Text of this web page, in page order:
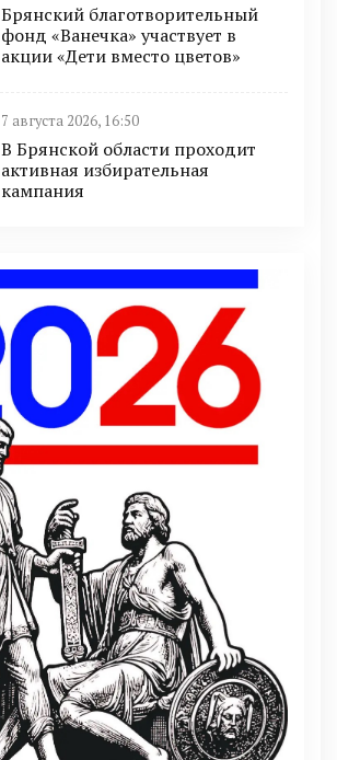
Брянский благотворительный
фонд «Ванечка» участвует в
акции «Дети вместо цветов»
7 августа 2026, 16:50
В Брянской области проходит
активная избирательная
кампания